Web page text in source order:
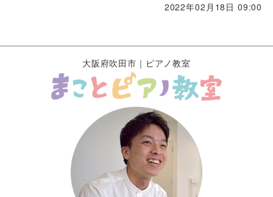
2022年02月18日 09:00
大阪府吹田市｜ピアノ教室